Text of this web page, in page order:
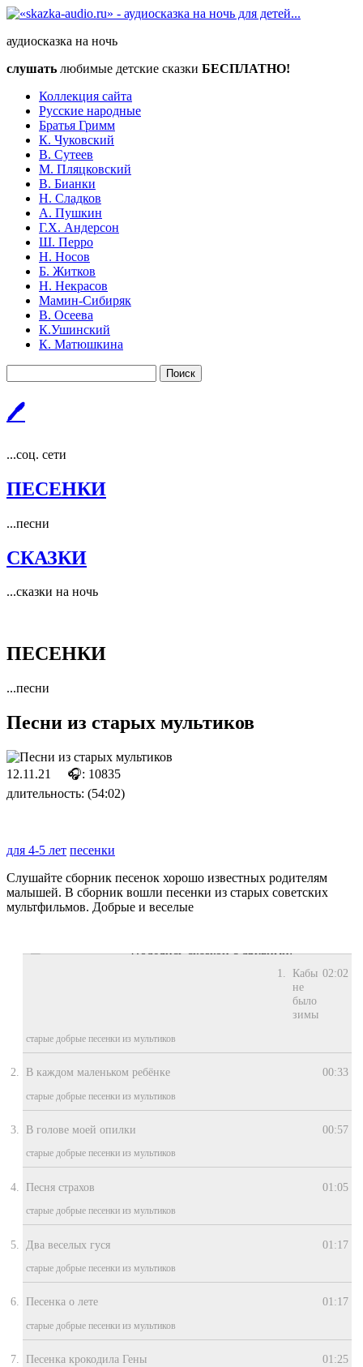
аудиосказка на ночь
слушать любимые детские сказки БЕСПЛАТНО!
Коллекция сайта
Русские народные
Братья Гримм
К. Чуковский
В. Сутеев
М. Пляцковский
В. Бианки
Н. Сладков
А. Пушкин
Г.Х. Андерсон
Ш. Перро
Н. Носов
Б. Житков
Н. Некрасов
Мамин-Сибиряк
В. Осеева
К.Ушинский
К. Матюшкина
Поиск
🖊
...соц. сети
ПЕСЕНКИ
...песни
СКАЗКИ
...сказки на ночь
ПЕСЕНКИ
...песни
Песни из старых мультиков
12.11.21
🎧: 10835
длительность: (54:02)
для 4-5 лет песенки
Слушайте сборник песенок хорошо известных родителям
малышей. В сборник вошли песенки из старых советских
мультфильмов. Добрые и веселые
Поделись сказкой с другими:
Кабы
не
было
зимы
02:02
старые добрые песенки из мультиков
В каждом маленьком ребёнке 00:33
старые добрые песенки из мультиков
В голове моей опилки 00:57
старые добрые песенки из мультиков
Песня cтрахов 01:05
старые добрые песенки из мультиков
Два веселых гуся 01:17
старые добрые песенки из мультиков
Песенка о лете 01:17
старые добрые песенки из мультиков
Песенка крокодила Гены 01:25